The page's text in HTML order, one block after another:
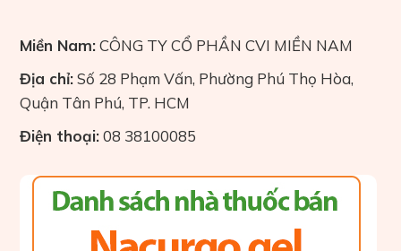
Miền Nam:CÔNG TY CỔ PHẦN CVI MIỀN NAM
Địa chỉ:Số 28 Phạm Vấn, Phường Phú Thọ Hòa,
Quận Tân Phú, TP. HCM
Điện thoại: 08 38100085